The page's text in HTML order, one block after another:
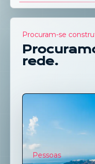
Procuram-se
rede.
Pessoas